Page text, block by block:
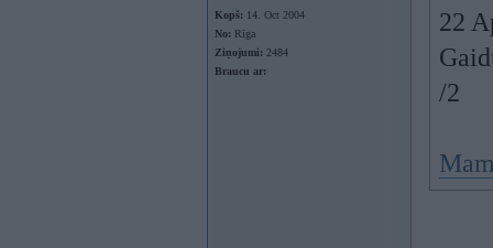
Kopš: 14. Oct 2004
No: Rīga
Ziņojumi: 2484
Braucu ar:
22
/2